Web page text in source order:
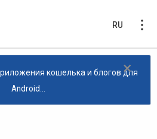
RU
×
кошелька и блогов для
Android...